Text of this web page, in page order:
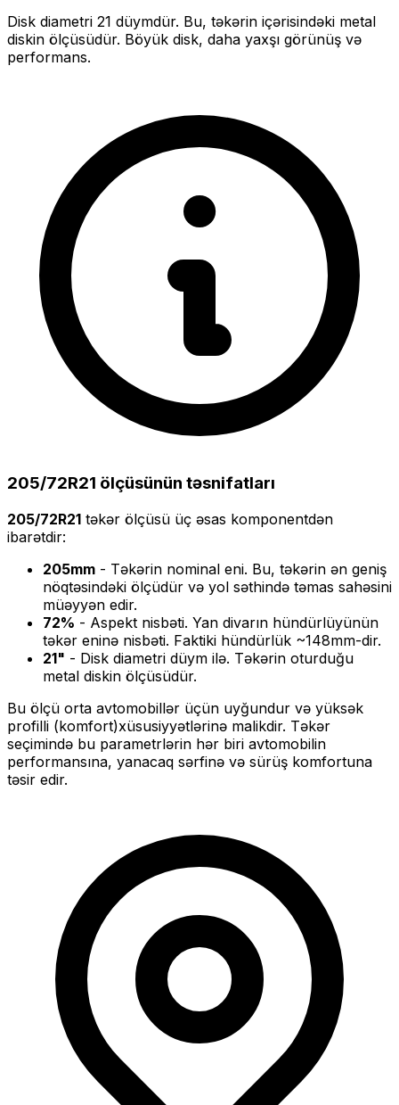
Disk diametri 21 düymdür. Bu, təkərin içərisindəki metal
diskin ölçüsüdür. Böyük disk, daha yaxşı görünüş və
performans.
205/72R21 ölçüsünün təsnifatları
205/72R21 təkər ölçüsü üç əsas komponentdən
ibarətdir:
205mm - Təkərin nominal eni. Bu, təkərin ən geniş
nöqtəsindəki ölçüdür və yol səthində təmas sahəsini
müəyyən edir.
72% - Aspekt nisbəti. Yan divarın hündürlüyünün
təkər eninə nisbəti. Faktiki hündürlük ~148mm-dir.
21" - Disk diametri düym ilə. Təkərin oturduğu
metal diskin ölçüsüdür.
Bu ölçü orta avtomobillər üçün uyğundur və yüksək
profilli (komfort)xüsusiyyətlərinə malikdir. Təkər
seçimində bu parametrlərin hər biri avtomobilin
performansına, yanacaq sərfinə və sürüş komfortuna
təsir edir.